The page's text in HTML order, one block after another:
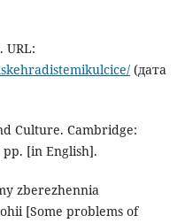
URL:
(дата
Culture. Cambridge:
pp. [in English].
zberezhennia
[Some problems of